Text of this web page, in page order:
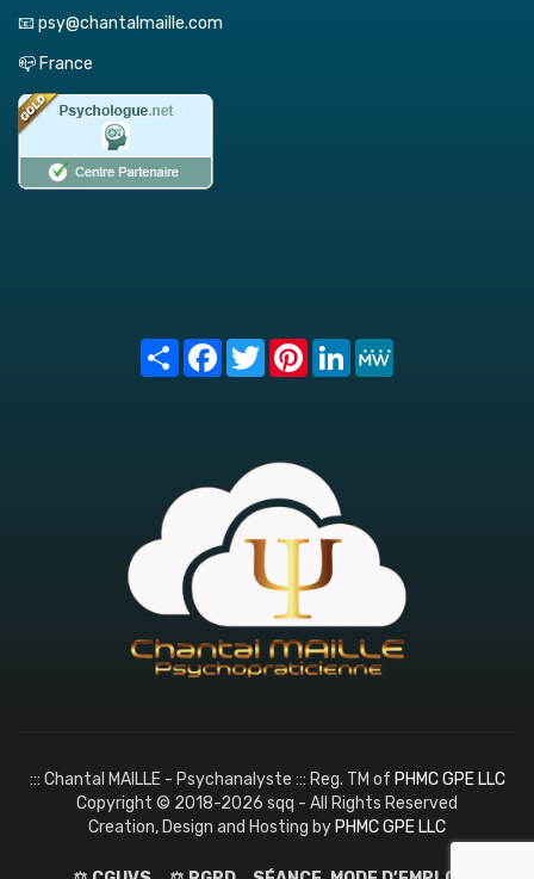
📧 psy@chantalmaille.com
📪 France
Share FacebookTwitterPinterest
LinkedIn
::: Chantal MAILLE - Psychanalyste ::: Reg. TM of PHMC GPE LLC
Copyright © 2018-2026 sqq - All Rights Reserved
Creation, Design and Hosting byPHMC GPE LLC